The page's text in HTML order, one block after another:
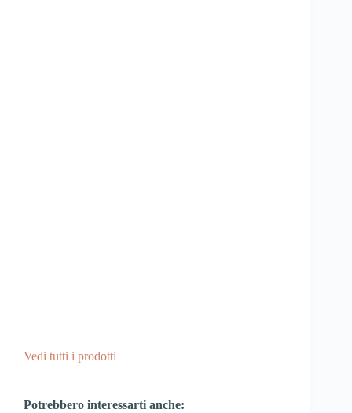
Vedi tutti i prodotti
Potrebbero interessarti anche: